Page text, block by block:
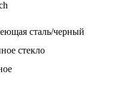
сталь/черный
стекло